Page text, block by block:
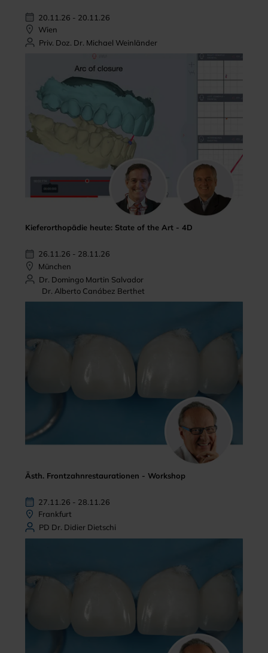
20.11.26 - 20.11.26
Wien
Priv. Doz. Dr. Michael Weinländer
Kieferorthopädie heute: State of the Art - 4D
26.11.26 - 28.11.26
München
Dr. Domingo Martin Salvador
Dr. Alberto Canábez Berthet
Ästh. Frontzahnrestaurationen - Workshop
27.11.26 - 28.11.26
Frankfurt
PD Dr. Didier Dietschi